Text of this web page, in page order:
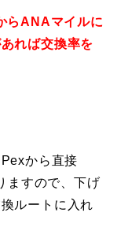
らANAマイルに
れば交換率を
から直接
ますので、下げ
ルートに入れ